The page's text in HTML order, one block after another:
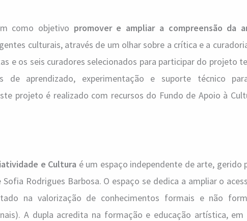
como objetivo promover e ampliar a compreensão da
culturais, através de um olhar sobre a crítica e a
e os seis curadores selecionados para participar do projeto
de aprendizado, experimentação e suporte técnico
projeto é realizado com recursos do Fundo de Apoio à
e Cultura é um espaço independente de arte, gerido
Rodrigues Barbosa. O espaço se dedica a ampliar o
na valorização de conhecimentos formais e não
A dupla acredita na formação e educação artística, em